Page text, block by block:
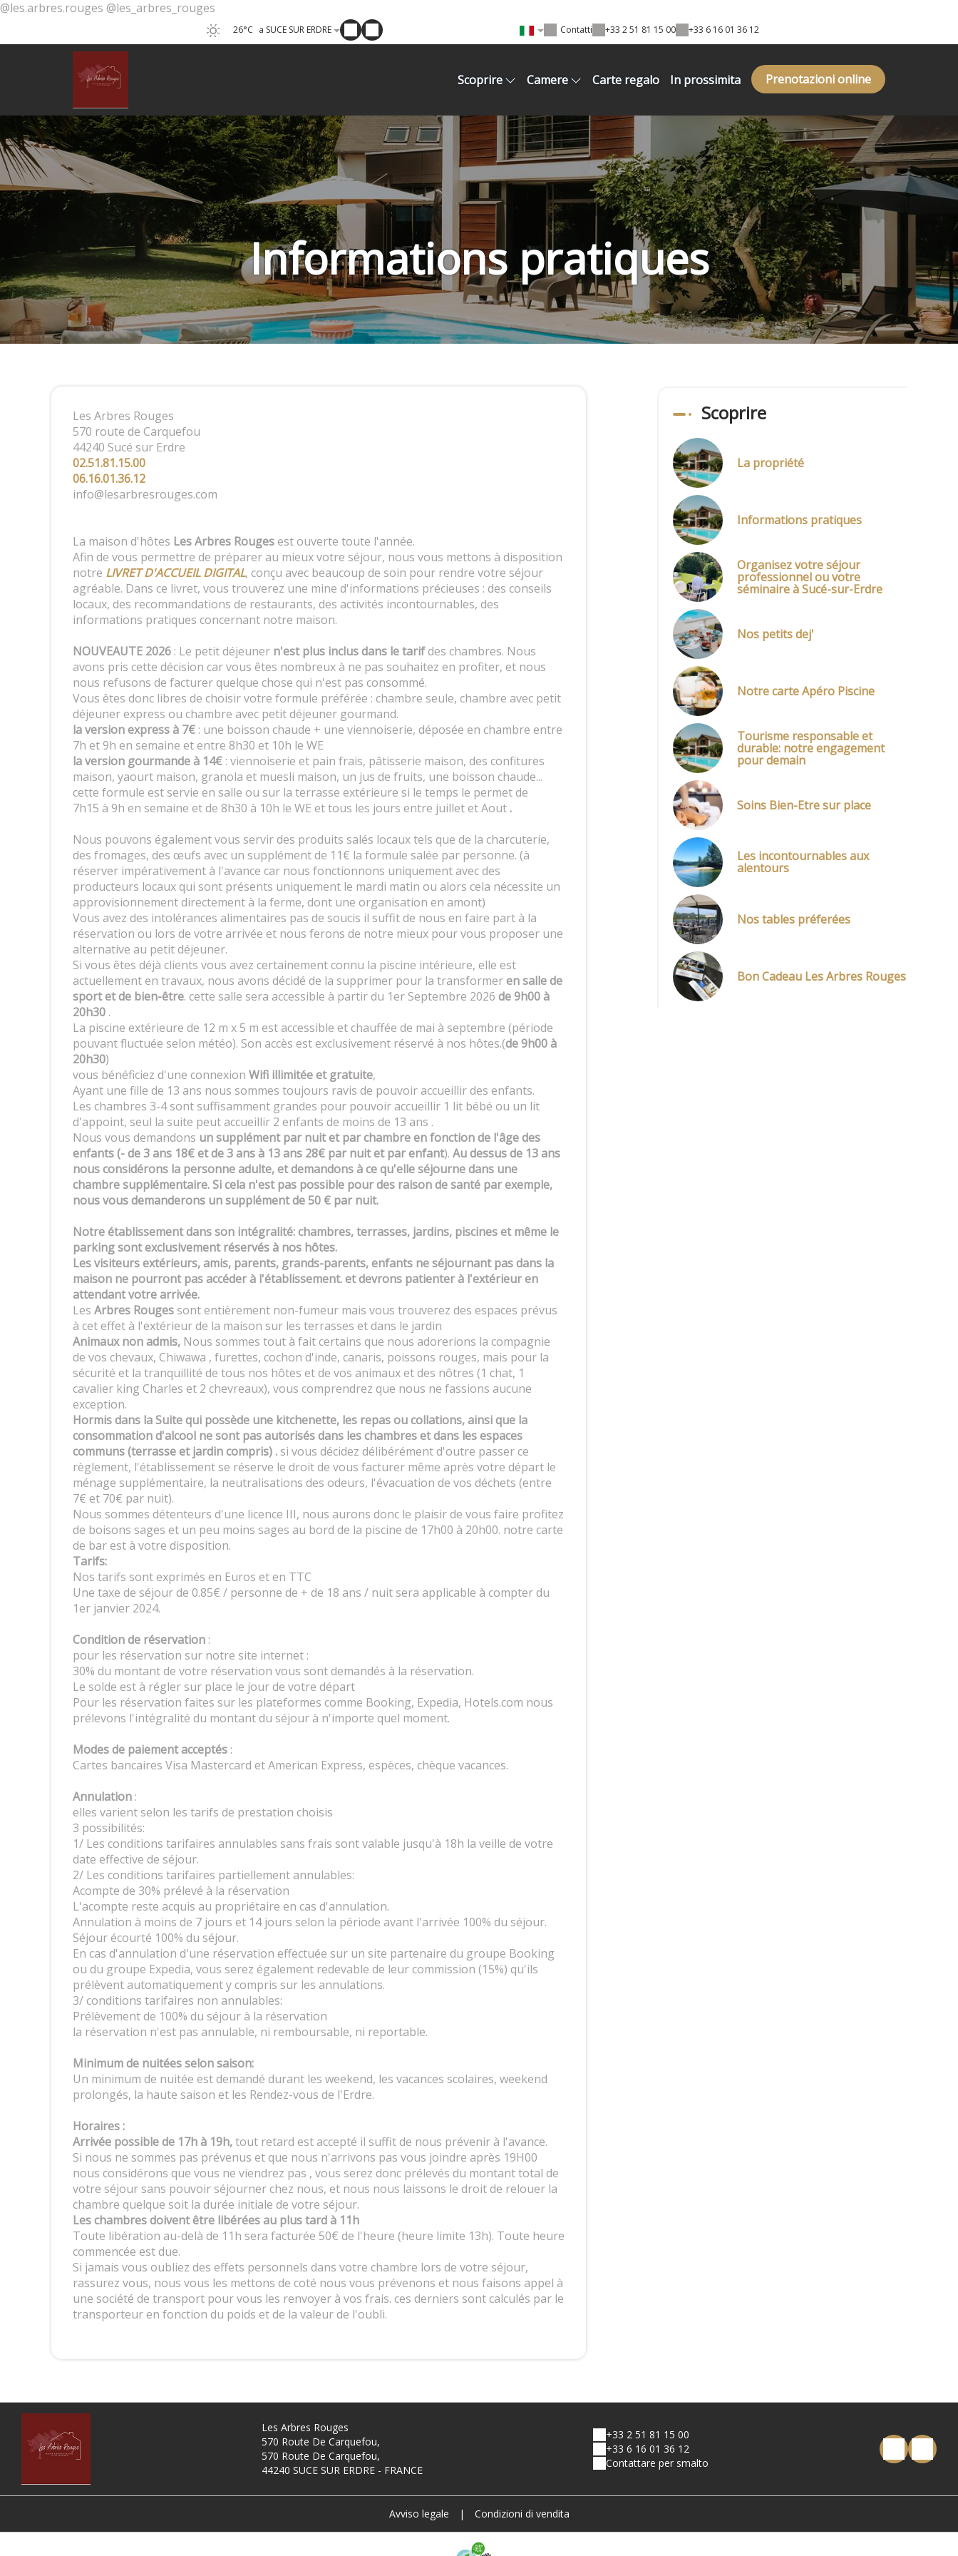
@les.arbres.rouges @les_arbres_rouges
26°C a SUCE SUR ERDRE Contatti +33 2 51 81 15 00 +33 6 16 01 36 12
Scoprire Camere Carte regalo In prossimita Prenotazioni online
Informations pratiques
Les Arbres Rouges
570 route de Carquefou
44240 Sucé sur Erdre
02.51.81.15.00
06.16.01.36.12
info@lesarbresrouges.com
La maison d'hôtes Les Arbres Rougesest ouverte toute l'année.
Afin de vous permettre de préparer au mieux votre séjour, nous vous mettons à disposition
notre LIVRET D'ACCUEIL DIGITAL, conçu avec beaucoup de soin pour rendre votre séjour
agréable. Dans ce livret, vous trouverez une mine d'informations précieuses : des conseils
locaux, des recommandations de restaurants, des activités incontournables, des
informations pratiques concernant notre maison.
NOUVEAUTE 2026 : Le petit déjeuner n'est plus inclus dans le tarifdes chambres. Nous
avons pris cette décision car vous êtes nombreux à ne pas souhaitez en profiter, et nous
nous refusons de facturer quelque chose qui n'est pas consommé.
Vous êtes donc libres de choisir votre formule préférée : chambre seule, chambre avec petit
déjeuner express ou chambre avec petit déjeuner gourmand.
la version express à 7€ : une boisson chaude + une viennoiserie, déposée en chambre entre
7h et 9h en semaine et entre 8h30 et 10h le WE
la version gourmande à 14€ : viennoiserie et pain frais, pâtisserie maison, des confitures
maison, yaourt maison, granola et muesli maison, un jus de fruits, une boisson chaude...
cette formule est servie en salle ou sur la terrasse extérieure si le temps le permet de
7h15 à 9h en semaine et de 8h30 à 10h le WE et tous les jours entre juillet et Aout .
Nous pouvons également vous servir des produits salés locaux tels que de la charcuterie,
des fromages, des œufs avec un supplément de 11€ la formule salée par personne. (à
réserver impérativement à l'avance car nous fonctionnons uniquement avec des
producteurs locaux qui sont présents uniquement le mardi matin ou alors cela nécessite un
approvisionnement directement à la ferme, dont une organisation en amont)
Vous avez des intolérances alimentaires pas de soucis il suffit de nous en faire part à la
réservation ou lors de votre arrivée et nous ferons de notre mieux pour vous proposer une
alternative au petit déjeuner.
Si vous êtes déjà clients vous avez certainement connu la piscine intérieure, elle est
actuellement en travaux, nous avons décidé de la supprimer pour la transformer en salle de
sport et de bien-être. cette salle sera accessible à partir du 1er Septembre 2026 de 9h00 à
20h30 .
La piscine extérieure de 12 m x 5 m est accessible et chauffée de mai à septembre (période
pouvant fluctuée selon météo). Son accès est exclusivement réservé à nos hôtes.(de 9h00 à
20h30)
vous bénéficiez d'une connexion Wifi illimitée et gratuite,
Ayant une fille de 13 ans nous sommes toujours ravis de pouvoir accueillir des enfants.
Les chambres 3-4 sont suffisamment grandes pour pouvoir accueillir 1 lit bébé ou un lit
d'appoint, seul la suite peut accueillir 2 enfants de moins de 13 ans .
Nous vous demandons un supplément par nuit et par chambre en fonction de l'âge des
enfants (- de 3 ans 18€ et de 3 ans à 13 ans 28€ par nuit et par enfant). Au dessus de 13 ans
nous considérons la personne adulte, et demandons à ce qu'elle séjourne dans une
chambre supplémentaire. Si cela n'est pas possible pour des raison de santé par exemple,
nous vous demanderons un supplément de 50 € par nuit.
Notre établissement dans son intégralité: chambres, terrasses, jardins, piscines et même le
parking sont exclusivement réservés à nos hôtes.
Les visiteurs extérieurs, amis, parents, grands-parents, enfants ne séjournant pas dans la
maison ne pourront pas accéder à l'établissement. et devrons patienter à l'extérieur en
attendant votre arrivée.
Les Arbres Rouges sont entièrement non-fumeur mais vous trouverez des espaces prévus
à cet effet à l'extérieur de la maison sur les terrasses et dans le jardin
Animaux non admis, Nous sommes tout à fait certains que nous adorerions la compagnie
de vos chevaux, Chiwawa , furettes, cochon d'inde, canaris, poissons rouges, mais pour la
sécurité et la tranquillité de tous nos hôtes et de vos animaux et des nôtres (1 chat, 1
cavalier king Charles et 2 chevreaux), vous comprendrez que nous ne fassions aucune
exception.
Hormis dans la Suite qui possède une kitchenette, les repas ou collations, ainsi que la
consommation d'alcool ne sont pas autorisés dans les chambres et dans les espaces
communs (terrasse et jardin compris) . si vous décidez délibérément d'outre passer ce
règlement, l'établissement se réserve le droit de vous facturer même après votre départ le
ménage supplémentaire, la neutralisations des odeurs, l'évacuation de vos déchets (entre
7€ et 70€ par nuit).
Nous sommes détenteurs d'une licence III, nous aurons donc le plaisir de vous faire profitez
de boisons sages et un peu moins sages au bord de la piscine de 17h00 à 20h00. notre carte
de bar est à votre disposition.
Tarifs:
Nos tarifs sont exprimés en Euros et en TTC
Une taxe de séjour de 0.85€ / personne de + de 18 ans / nuit sera applicable à compter du
1er janvier 2024.
Condition de réservation :
pour les réservation sur notre site internet :
30% du montant de votre réservation vous sont demandés à la réservation.
Le solde est à régler sur place le jour de votre départ
Pour les réservation faites sur les plateformes comme Booking, Expedia, Hotels.com nous
prélevons l'intégralité du montant du séjour à n'importe quel moment.
Modes de paiement acceptés :
Cartes bancaires Visa Mastercard et American Express, espèces, chèque vacances.
Annulation :
elles varient selon les tarifs de prestation choisis
3 possibilités:
1/ Les conditions tarifaires annulables sans frais sont valable jusqu'à 18h la veille de votre
date effective de séjour.
2/ Les conditions tarifaires partiellement annulables:
Acompte de 30% prélevé à la réservation
L'acompte reste acquis au propriétaire en cas d'annulation.
Annulation à moins de 7 jours et 14 jours selon la période avant l'arrivée 100% du séjour.
Séjour écourté 100% du séjour.
En cas d'annulation d'une réservation effectuée sur un site partenaire du groupe Booking
ou du groupe Expedia, vous serez également redevable de leur commission (15%) qu'ils
prélèvent automatiquement y compris sur les annulations.
3/ conditions tarifaires non annulables:
Prélèvement de 100% du séjour à la réservation
la réservation n'est pas annulable, ni remboursable, ni reportable.
Minimum de nuitées selon saison:
Un minimum de nuitée est demandé durant les weekend, les vacances scolaires, weekend
prolongés, la haute saison et les Rendez-vous de l'Erdre.
Horaires :
Arrivée possible de 17h à 19h,tout retard est accepté il suffit de nous prévenir à l'avance.
Si nous ne sommes pas prévenus et que nous n'arrivons pas vous joindre après 19H00
nous considérons que vous ne viendrez pas , vous serez donc prélevés du montant total de
votre séjour sans pouvoir séjourner chez nous, et nous nous laissons le droit de relouer la
chambre quelque soit la durée initiale de votre séjour.
Les chambres doivent être libérées au plus tard à 11h
Toute libération au-delà de 11h sera facturée 50€ de l'heure (heure limite 13h). Toute heure
commencée est due.
Si jamais vous oubliez des effets personnels dans votre chambre lors de votre séjour,
rassurez vous, nous vous les mettons de coté nous vous prévenons et nous faisons appel à
une société de transport pour vous les renvoyer à vos frais. ces derniers sont calculés par le
transporteur en fonction du poids et de la valeur de l'oubli.
Scoprire
La propriété
Informations pratiques
Organisez votre séjour
professionnel ou votre
séminaire à Sucé-sur-Erdre
Nos petits dej'
Notre carte Apéro Piscine
Tourisme responsable et
durable: notre engagement
pour demain
Soins Bien-Etre sur place
Les incontournables aux
alentours
Nos tables préferées
Bon Cadeau Les Arbres Rouges
Les Arbres Rouges
570 Route De Carquefou,
570 Route De Carquefou,
44240 SUCE SUR ERDRE - FRANCE
+33 2 51 81 15 00
+33 6 16 01 36 12
Contattare per smalto
Avviso legale | Condizioni di vendita